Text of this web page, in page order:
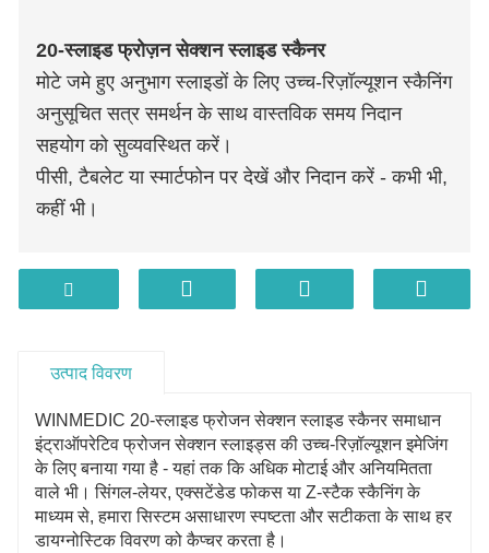
20-स्लाइड फ्रोज़न सेक्शन स्लाइड स्कैनर
मोटे जमे हुए अनुभाग स्लाइडों के लिए उच्च-रिज़ॉल्यूशन स्कैनिंग
अनुसूचित सत्र समर्थन के साथ वास्तविक समय निदान
सहयोग को सुव्यवस्थित करें।
पीसी, टैबलेट या स्मार्टफोन पर देखें और निदान करें - कभी भी,
कहीं भी।
उत्पाद विवरण
WINMEDIC 20-स्लाइड फ्रोजन सेक्शन स्लाइड स्कैनर समाधान
इंट्राऑपरेटिव फ्रोजन सेक्शन स्लाइड्स की उच्च-रिज़ॉल्यूशन इमेजिंग
के लिए बनाया गया है - यहां तक ​​कि अधिक मोटाई और अनियमितता
वाले भी। सिंगल-लेयर, एक्सटेंडेड फोकस या Z-स्टैक स्कैनिंग के
माध्यम से, हमारा सिस्टम असाधारण स्पष्टता और सटीकता के साथ हर
डायग्नोस्टिक विवरण को कैप्चर करता है।